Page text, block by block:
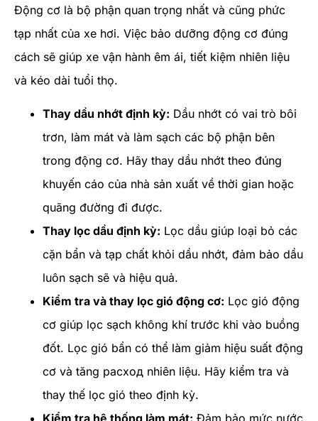
Động cơ là bộ phận quan trọng nhất và cũng phức
tạp nhất của xe hơi. Việc bảo dưỡng động cơ đúng
cách sẽ giúp xe vận hành êm ái, tiết kiệm nhiên liệu
và kéo dài tuổi thọ.
Thay dầu nhớt định kỳ: Dầu nhớt có vai trò bôi
trơn, làm mát và làm sạch các bộ phận bên
trong động cơ. Hãy thay dầu nhớt theo đúng
khuyến cáo của nhà sản xuất về thời gian hoặc
quãng đường đi được.
Thay lọc dầu định kỳ: Lọc dầu giúp loại bỏ các
cặn bẩn và tạp chất khỏi dầu nhớt, đảm bảo dầu
luôn sạch sẽ và hiệu quả.
Kiểm tra và thay lọc gió động cơ: Lọc gió động
cơ giúp lọc sạch không khí trước khi vào buồng
đốt. Lọc gió bẩn có thể làm giảm hiệu suất động
cơ và tăng расход nhiên liệu. Hãy kiểm tra và
thay thế lọc gió theo định kỳ.